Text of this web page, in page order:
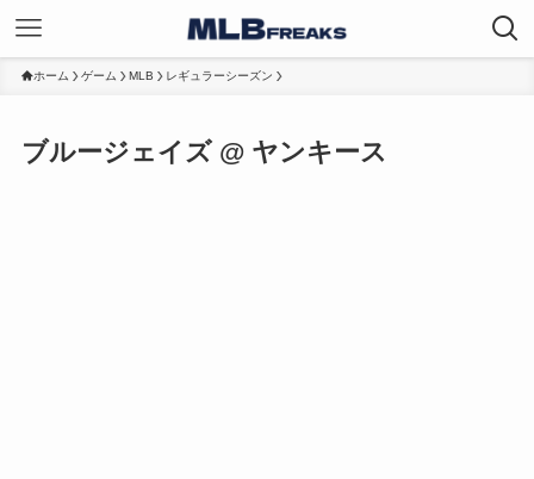
ホーム ゲーム MLB レギュラーシーズン
ブルージェイズ @ ヤンキース